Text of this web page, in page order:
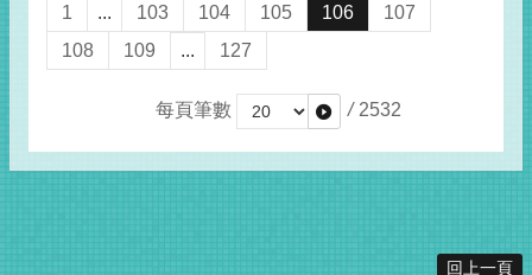
1 ... 103 104 105 106
107
108
109 ... 127
每頁筆數 / 2532
回上一頁